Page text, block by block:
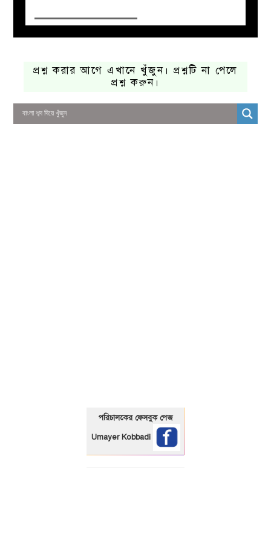
প্রশ্ন করার আগে এখানে খুঁজুন। প্রশ্নটি না পেলে
প্রশ্ন করুন।
পরিচালকের ফেসবুক পেজ
Umayer Kobbadi